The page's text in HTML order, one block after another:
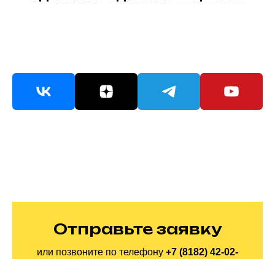
Отправьте заявку
или позвоните по телефону +7 (8182) 42-02-